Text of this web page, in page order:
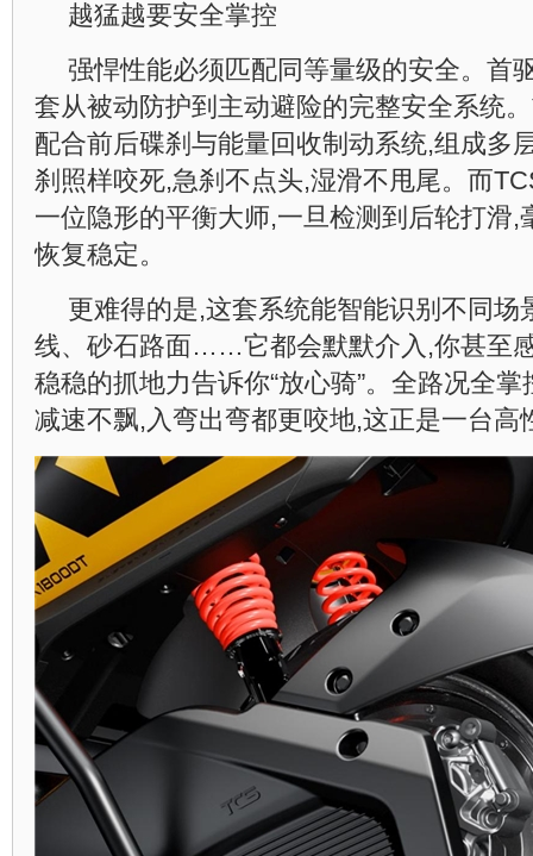
越猛越要安全掌控
强悍性能必须匹配同等量级的安全。首
套从被动防护到主动避险的完整安全系统
配合前后碟刹与能量回收制动系统,组成
刹照样咬死,急刹不点头,湿滑不甩尾。而
一位隐形的平衡大师,一旦检测到后轮打滑,
恢复稳定。
更难得的是,这套系统能智能识别不同场
线、砂石路面……它都会默默介入,你甚至
稳稳的抓地力告诉你“放心骑”。全路况全
减速不飘,入弯出弯都更咬地,这正是一台高